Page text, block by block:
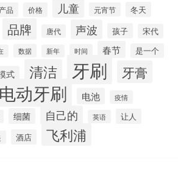
产品 价格 儿童 元宵节 冬天
品牌 唐代 声波 孩子 宋代
数据 新年 时间 春节 是一个
式 清洁 牙刷 牙膏
电动牙刷 电池 疫情
细菌 自己的 英语 让人
酒店 飞利浦